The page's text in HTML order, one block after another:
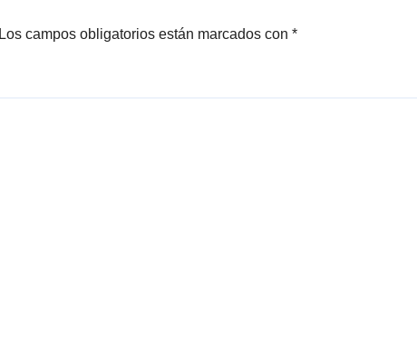
Los campos obligatorios están marcados con *